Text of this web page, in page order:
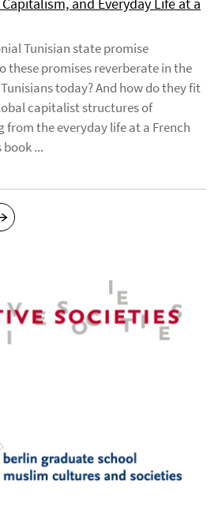
Tunisian state promise
these promises reverberate in the
today? And how do they fit
capitalist structures of
the everyday life at a French
...